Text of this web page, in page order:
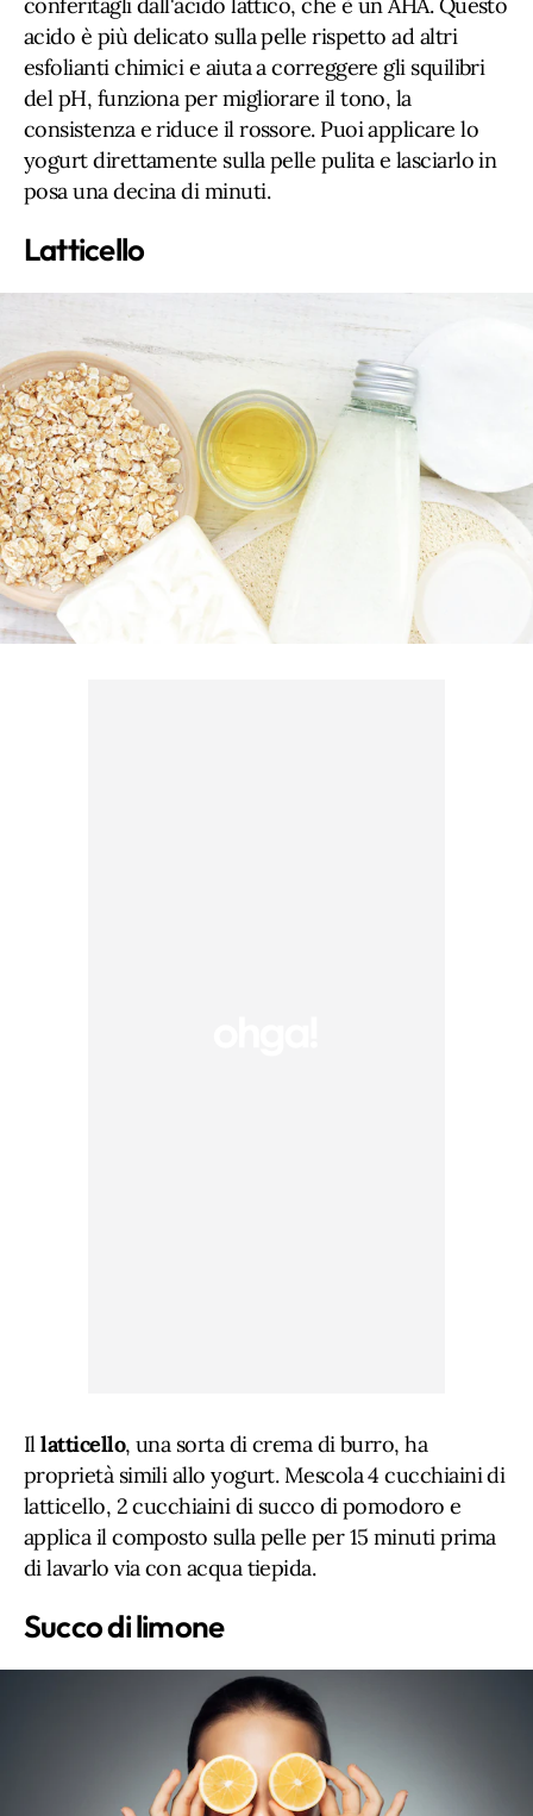
conferitagli dall'acido lattico, che è un AHA. Questo
acido è più delicato sulla pelle rispetto ad altri
esfolianti chimici e aiuta a correggere gli squilibri
del pH, funziona per migliorare il tono, la
consistenza e riduce il rossore. Puoi applicare lo
yogurt direttamente sulla pelle pulita e lasciarlo in
posa una decina di minuti.
Latticello
Illatticello, una sorta di crema di burro, ha
proprietà simili allo yogurt. Mescola 4 cucchiaini di
latticello, 2 cucchiaini di succo di pomodoro e
applica il composto sulla pelle per 15 minuti prima
di lavarlo via con acqua tiepida.
Succo di limone